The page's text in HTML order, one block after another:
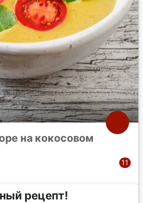
на кокосовом
рецепт!